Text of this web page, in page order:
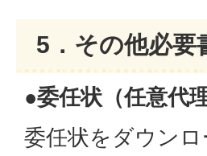
5．その他必要
●委任状（任意代
委任状をダウン